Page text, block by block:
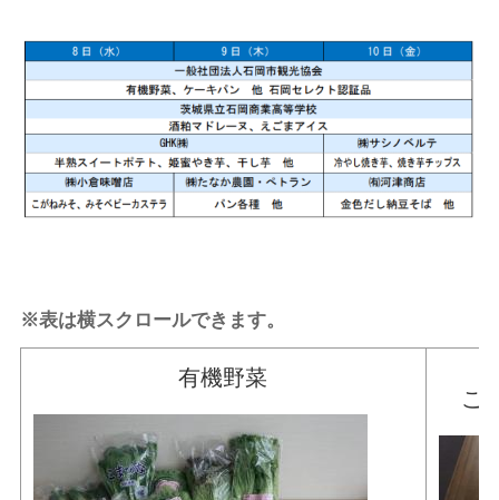
※表は横スクロールできます。
有機野菜
こ